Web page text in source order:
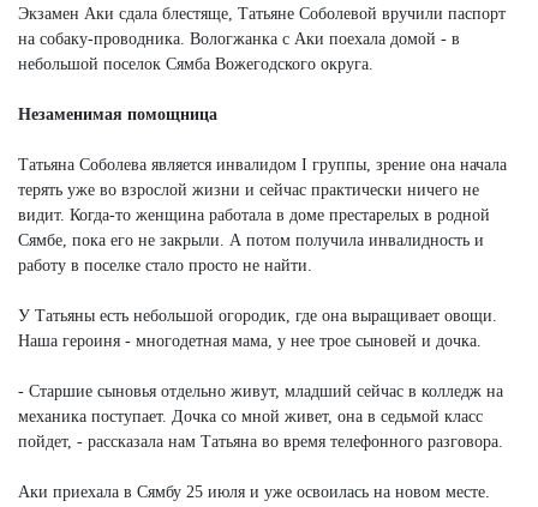
Экзамен Аки сдала блестяще, Татьяне Соболевой вручили паспорт
на собаку-проводника. Вологжанка с Аки поехала домой - в
небольшой поселок Сямба Вожегодского округа.
Незаменимая помощница
Татьяна Соболева является инвалидом I группы, зрение она начала
терять уже во взрослой жизни и сейчас практически ничего не
видит. Когда-то женщина работала в доме престарелых в родной
Сямбе, пока его не закрыли. А потом получила инвалидность и
работу в поселке стало просто не найти.
У Татьяны есть небольшой огородик, где она выращивает овощи.
Наша героиня - многодетная мама, у нее трое сыновей и дочка.
- Старшие сыновья отдельно живут, младший сейчас в колледж на
механика поступает. Дочка со мной живет, она в седьмой класс
пойдет, - рассказала нам Татьяна во время телефонного разговора.
Аки приехала в Сямбу 25 июля и уже освоилась на новом месте.